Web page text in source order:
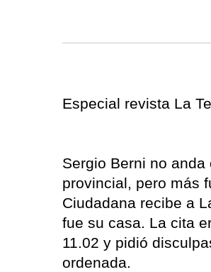
Especial revista La
Sergio Berni no
provincial, pero más
Ciudadana recibe a
fue su casa. La cita
11.02 y pidió
ordenada.